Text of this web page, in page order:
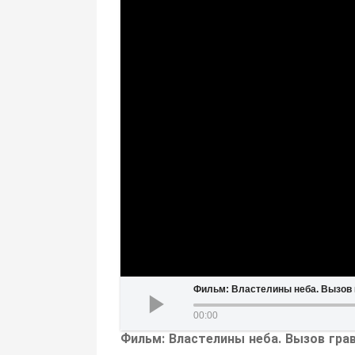
Фильм: Властелины неба. Вызов
00:00
Фильм: Властелины неба. Вызов